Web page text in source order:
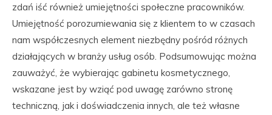
zdań iść również umiejętności społeczne pracowników.
Umiejętność porozumiewania się z klientem to w czasach
nam współczesnych element niezbędny pośród różnych
działających w branży usług osób. Podsumowując można
zauważyć, że wybierając gabinetu kosmetycznego,
wskazane jest by wziąć pod uwagę zarówno stronę
techniczną, jak i doświadczenia innych, ale też własne